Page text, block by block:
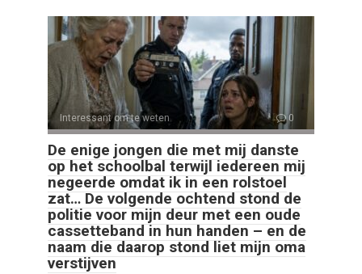
Interessant om te weten 0
De enige jongen die met mij danste
op het schoolbal terwijl iedereen mij
negeerde omdat ik in een rolstoel
zat… De volgende ochtend stond de
politie voor mijn deur met een oude
cassetteband in hun handen – en de
naam die daarop stond liet mijn oma
verstijven